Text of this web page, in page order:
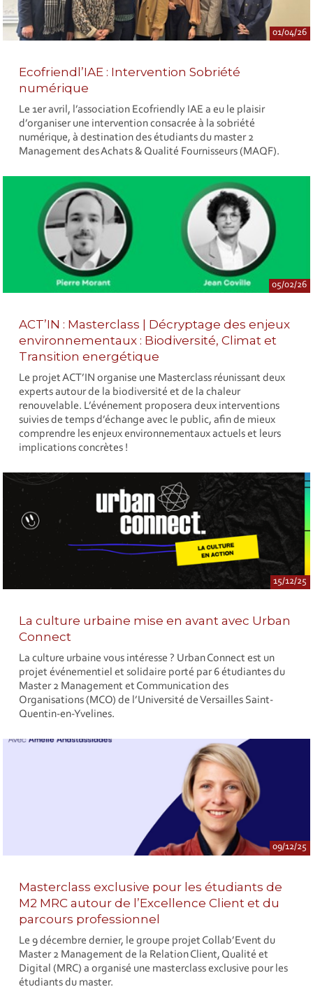
01/04/26
Ecofriendl’IAE : Intervention Sobriété
numérique
Le 1er avril, l’association Ecofriendly IAE a eu le plaisir
d’organiser une intervention consacrée à la sobriété
numérique, à destination des étudiants du master 2
Management des Achats & Qualité Fournisseurs (MAQF).
05/02/26
ACT’IN : Masterclass | Décryptage des enjeux
environnementaux : Biodiversité, Climat et
Transition energétique
Le projet ACT’IN organise une Masterclass réunissant deux
experts autour de la biodiversité et de la chaleur
renouvelable. L’événement proposera deux interventions
suivies de temps d’échange avec le public, afin de mieux
comprendre les enjeux environnementaux actuels et leurs
implications concrètes !
15/12/25
La culture urbaine mise en avant avec Urban
Connect
La culture urbaine vous intéresse ? Urban Connect est un
projet événementiel et solidaire porté par 6 étudiantes du
Master 2 Management et Communication des
Organisations (MCO) de l’Université de Versailles Saint-
Quentin-en-Yvelines.
09/12/25
Masterclass exclusive pour les étudiants de
M2 MRC autour de l’Excellence Client et du
parcours professionnel
Le 9 décembre dernier, le groupe projet Collab’Event du
Master 2 Management de la Relation Client, Qualité et
Digital (MRC) a organisé une masterclass exclusive pour les
étudiants du master.